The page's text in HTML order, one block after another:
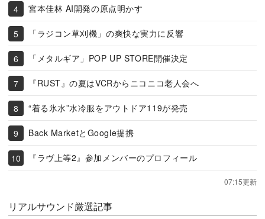
宮本佳林 AI開発の原点明かす
「ラジコン草刈機」の爽快な実力に反響
「メタルギア」POP UP STORE開催決定
『RUST』の夏はVCRからニコニコ老人会へ
“着る氷水”水冷服をアウトドア119が発売
Back MarketとGoogle提携
『ラヴ上等2』参加メンバーのプロフィール
07:15更新
リアルサウンド厳選記事